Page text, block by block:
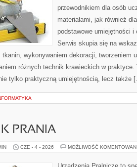
przewodnikiem dla osób
materiałami, jak również
podstawowe umiejętności
Serwis skupia się na
wykonywaniem dekoracji, tworzeniem
różnych technik krawieckich w
tylko praktyczną umiejętnością, lecz także
PRANIA
CZE - 4 - 2026 MOŻLIWOŚĆ